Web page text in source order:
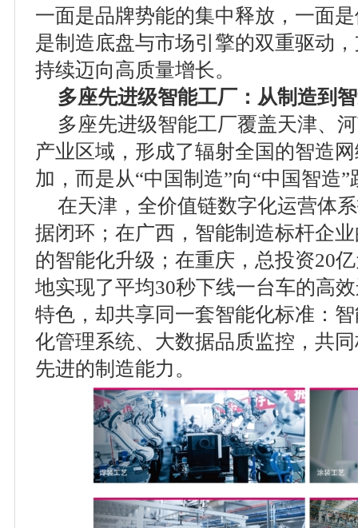
一面是品牌势能的集中释放，一面
是制造底盘与市场引擎的双重驱动
持续迈向高质量增长。
多座先进级智能工厂：从制造到
多座先进级智能工厂覆盖天津、
产业区域，形成了辐射全国的智造
加，而是从“中国制造”向“中国智造
在天津，全价值链数字化运营体
据闭环；在广西，智能制造标杆企
的智能化升级；在重庆，总投资20
地实现了平均30秒下线一台车的高
特色，却共享同一套智能化标准：
化管理系统、大数据品质监控，共
先进的制造能力。